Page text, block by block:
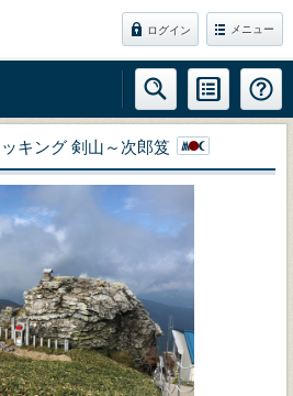
ログイン メニュー
キング 剣山～次郎笈